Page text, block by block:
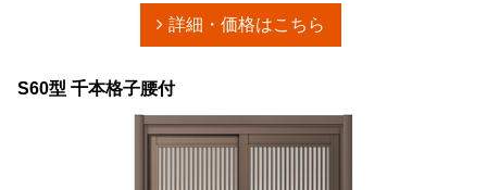
詳細・価格はこちら
S60型 千本格子腰付